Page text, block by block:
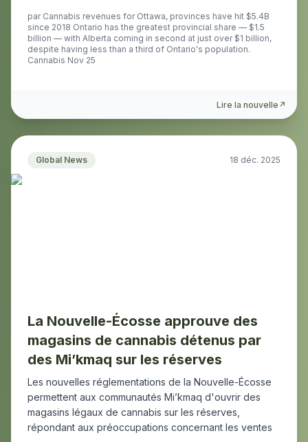
par Cannabis revenues for Ottawa, provinces have hit $5.4B
since 2018 Ontario has the greatest provincial share — $1.5
billion — with Alberta coming in second at just over $1 billion,
despite having less than a third of Ontario's population.
Cannabis Nov 25
Lire la nouvelle ↗
Global News 18 déc. 2025
La Nouvelle-Écosse approuve des
magasins de cannabis détenus par
des Mi’kmaq sur les réserves
Les nouvelles réglementations de la Nouvelle-Écosse
permettent aux communautés Mi’kmaq d'ouvrir des
magasins légaux de cannabis sur les réserves,
répondant aux préoccupations concernant les ventes